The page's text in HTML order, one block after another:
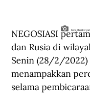
Kota Kharkiv
NEGOSIASI
dan Rusia di
Senin (28/2/
menampakkan
selama